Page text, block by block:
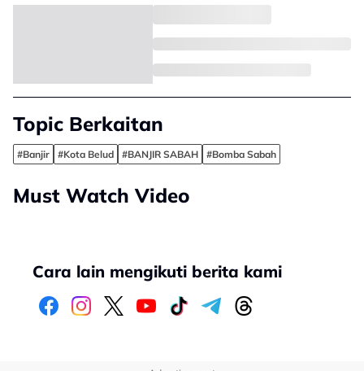
Topic Berkaitan
#Banjir #Kota Belud #BANJIR SABAH #Bomba Sabah
Must Watch Video
Cara lain mengikuti berita kami